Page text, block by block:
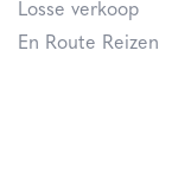
Losse verkoop
En Route Reizen